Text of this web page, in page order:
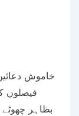
خاموش
فیصلوں
بظاہر